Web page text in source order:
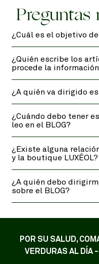
Preguntas
¿Cuál es el objetivo de
¿Quién escribe los
procede la
¿A quién va dirigido
¿Cuándo debo tener
leo en el BLOG?
¿Existe alguna
y la boutique LUXÉOL?
¿A quién debo
sobre el BLOG?
POR SU SALUD,
VERDURAS AL DÍA